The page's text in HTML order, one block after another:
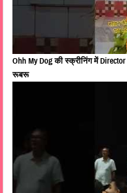
Ohh My Dog की स्क्रीनिंग में
रूबरू